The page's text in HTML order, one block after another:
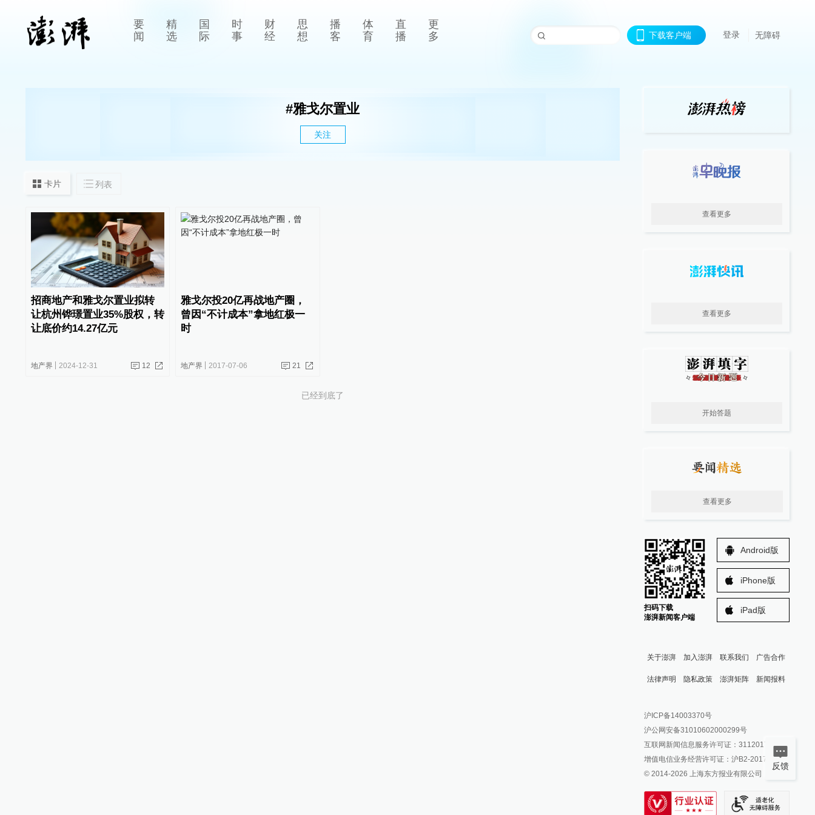
要
闻
精
选
国
际
时
事
财
经
思
想
播
客
体
育
直
播
更
多
下载客户端 登录 无障碍
#雅戈尔置业
关注
卡片 列表
招商地产和雅戈尔置业拟转
让杭州铧璟置业35%股权，转
让底价约14.27亿元
地产界 2024-12-31 12
雅戈尔投20亿再战地产圈，
曾因“不计成本”拿地红极一
时
地产界 2017-07-06 21
已经到底了
查看更多
查看更多
开始答题
查看更多
扫码下载
澎湃新闻客户端
Android版
iPhone版
iPad版
关于澎湃 加入澎湃 联系我们 广告合作
法律声明 隐私政策 澎湃矩阵
澎湃新闻公众号
澎湃新闻抖音号
派生万物开放平台
IP SHANGHAI
SIXTH TONE
新闻报料
报料邮箱: news@thepaper.cn
沪ICP备14003370号
沪公网安备31010602000299号
互联网新闻信息服务许可证：31120170006
增值电信业务经营许可证：沪B2-2017116
© 2014-2026 上海东方报业有限公司
反馈